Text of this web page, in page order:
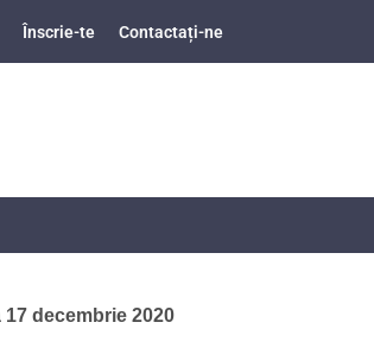
Înscrie-te Contactați-ne
decembrie 2020​